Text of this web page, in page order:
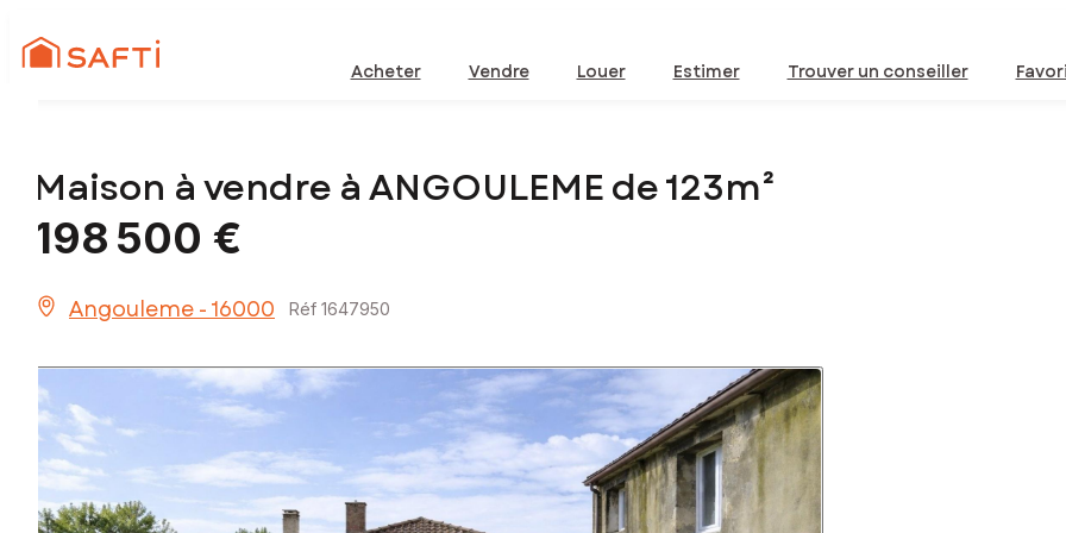
Acheter Vendre Louer Estimer Trouver un conseiller
Maison à vendre à ANGOULEME de 123m²
198 500 €
Angouleme - 16000 Réf 1647950